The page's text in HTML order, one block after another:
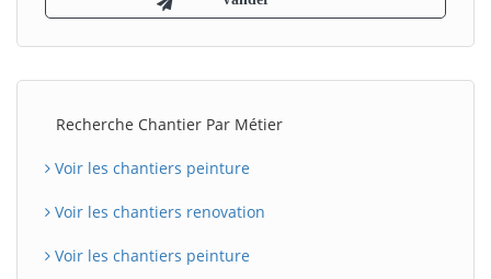
Recherche Chantier Par Métier
Voir les chantiers peinture
Voir les chantiers renovation
Voir les chantiers peinture